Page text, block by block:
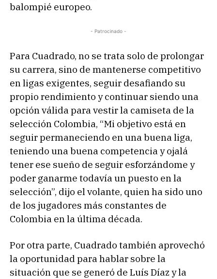
balompié europeo.
- Patrocinado -
Para Cuadrado, no se trata solo de prolongar
su carrera, sino de mantenerse competitivo
en ligas exigentes, seguir desafiando su
propio rendimiento y continuar siendo una
opción válida para vestir la camiseta de la
selección Colombia, “Mi objetivo está en
seguir permaneciendo en una buena liga,
teniendo una buena competencia y ojalá
tener ese sueño de seguir esforzándome y
poder ganarme todavía un puesto en la
selección”, dijo el volante, quien ha sido uno
de los jugadores más constantes de
Colombia en la última década.
Por otra parte, Cuadrado también aprovechó
la oportunidad para hablar sobre la
situación que se generó de Luís Díaz y la